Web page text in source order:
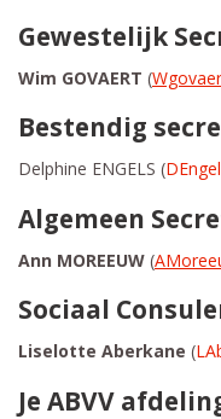
Gewestelijk
Wim GOVAERT (
Bestendig
Delphine ENGELS (
Algemeen
Ann MOREEUW (
Sociaal
Liselotte Aberkane (
Je ABVV